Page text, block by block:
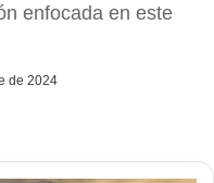
enfocada en este
de 2024